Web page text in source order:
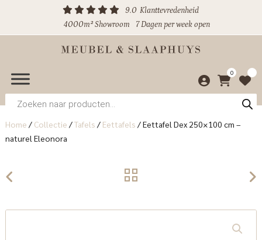
9.0 Klanttevredenheid
4000m² Showroom
7 Dagen per week open
0
Producten
zoeken
Home / Collectie /Tafels / Eettafels /Eettafel Dex 250×100 cm –
naturel Eleonora